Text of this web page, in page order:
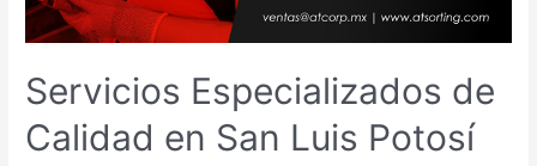
Servicios Especializados de
Calidad en San Luis Potosí